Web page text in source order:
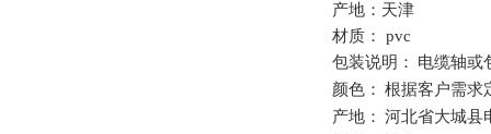
产地：天津
材质：
pvc
包装说明：
电缆轴或
颜色： 根据客户需求
产地： 河北省大城县